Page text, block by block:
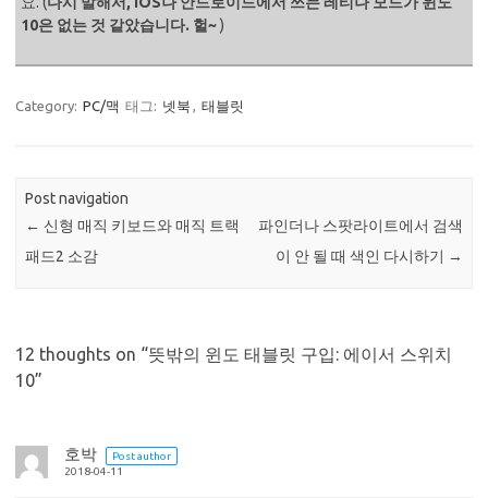
10은 없는 것 같았습니다. 헐~)
Category: PC/맥 태그: 넷북 태블릿
Post navigation
← 신형 매직 키보드와 매직 트랙
패드2 소감
파인더나 스팟라이트에서 검색
이 안 될 때 색인 다시하기 →
12 thoughts on “뜻밖의 윈도 태블릿 구입: 에이서 스위치
10”
호박
Post author
2018-04-11